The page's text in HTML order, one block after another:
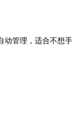
管理，适合不想手